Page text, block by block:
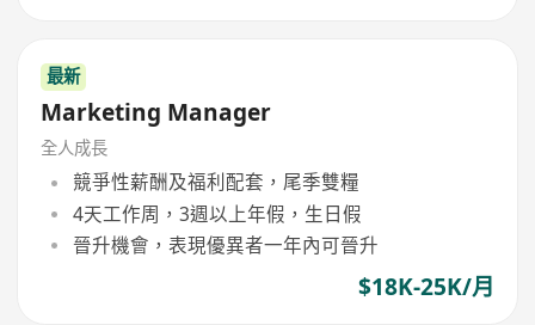
最新
Marketing Manager
全人成長
競爭性薪酬及福利配套，尾季雙糧
4天工作周，3週以上年假，生日假
晉升機會，表現優異者一年內可晉升
$18K-25K/月